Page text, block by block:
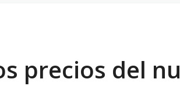
precios del